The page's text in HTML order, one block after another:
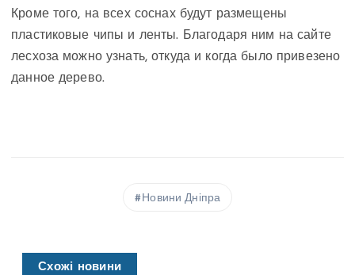
Кроме того, на всех соснах будут размещены
пластиковые чипы и ленты. Благодаря ним на сайте
лесхоза можно узнать, откуда и когда было привезено
данное дерево.
Новини Дніпра
Схожі новини